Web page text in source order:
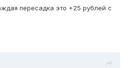
пересадка это +25 рублей с